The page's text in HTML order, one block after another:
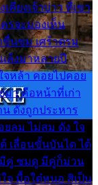
คียงเจ้าบ่าว ที่เขา
ครจะมองเห็น
ขื่นขม เศร้าตรม
ล้งมาหลายปี
จหล้า คอยไปคอย
มา คือหน้าที่เก่า
น ดั่งถูกประหาร
ยลม ไม่สม ดัง ใจ
เลื่อนขั้นบันได ได้
มีคู่ ซมดู มีคู่ก็ม่วน
จ มื้อใด๋หนอ สิเป็น